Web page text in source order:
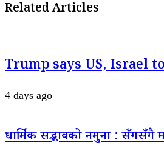
Related Articles
Trump says US, Israel
4 days ago
धार्मिक सद्भावको नमुना : सँगसँगै